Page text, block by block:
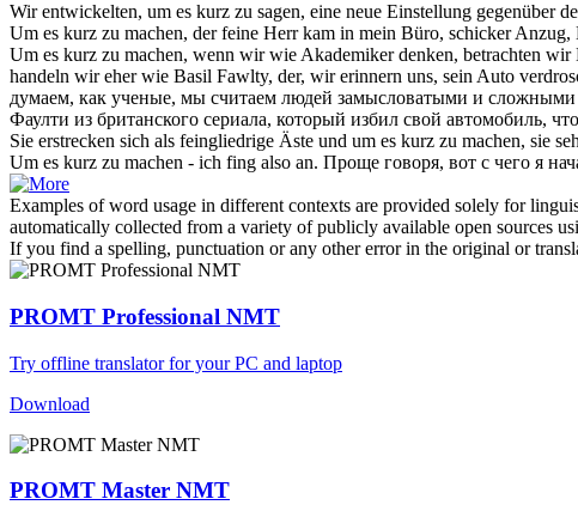
Wir entwickelten, um es kurz zu sagen, eine neue Einstellung gegenüber
Um es kurz zu machen, der feine Herr kam in mein Büro, schicker Anzug,
Um es kurz zu machen, wenn wir wie Akademiker denken, betrachten
handeln wir eher wie Basil Fawlty, der, wir erinnern uns, sein Auto
думаем, как ученые, мы считаем людей замысловатыми и сложными
Фаулти из британского сериала, который избил свой автомобиль,
Sie erstrecken sich als feingliedrige Äste und um es kurz zu machen, sie
Um es kurz zu machen - ich fing also an. Проще говоря, вот с чего я
Examples of word usage in different contexts are provided solely for
automatically collected from a variety of publicly available open sources
If you find a spelling, punctuation or any other error in the original or
PROMT Professional NMT
Try offline translator for your PC and laptop
Download
PROMT Master NMT